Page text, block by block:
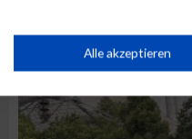
ALBUM B2RUN
Speichern von oder
Verwendung reduzierter
Alle akzeptieren